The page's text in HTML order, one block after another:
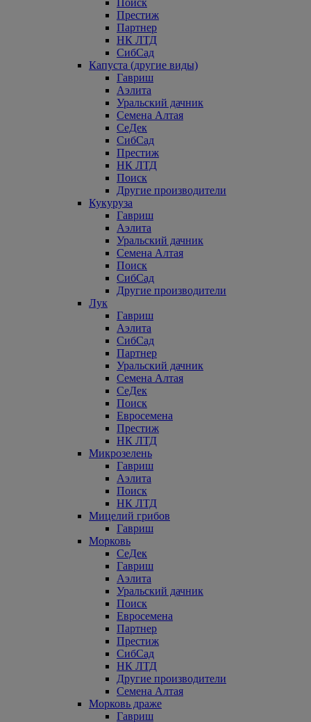
Поиск
Престиж
Партнер
НК ЛТД
СибСад
Капуста (другие виды)
Гавриш
Аэлита
Уральский дачник
Семена Алтая
СеДек
СибСад
Престиж
НК ЛТД
Поиск
Другие производители
Кукуруза
Гавриш
Аэлита
Уральский дачник
Семена Алтая
Поиск
СибСад
Другие производители
Лук
Гавриш
Аэлита
СибСад
Партнер
Уральский дачник
Семена Алтая
СеДек
Поиск
Евросемена
Престиж
НК ЛТД
Микрозелень
Гавриш
Аэлита
Поиск
НК ЛТД
Мицелий грибов
Гавриш
Морковь
СеДек
Гавриш
Аэлита
Уральский дачник
Поиск
Евросемена
Партнер
Престиж
СибСад
НК ЛТД
Другие производители
Семена Алтая
Морковь драже
Гавриш